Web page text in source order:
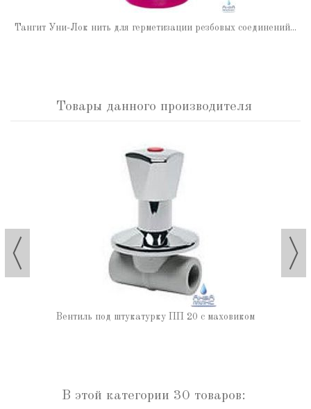
Тангит Уни-Лок нить для герметизации резбовых соединений...
Товары данного производителя
Вентиль под штукатурку ПП 20 с маховиком
В этой категории 30 товаров: